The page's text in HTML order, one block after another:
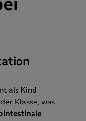
als Kind
Klasse, was